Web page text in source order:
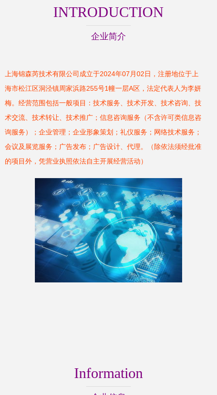
INTRODUCTION
企业简介
上海锦森芮技术有限公司成立于2024年07月02日，注册地位于上
海市松江区洞泾镇周家浜路255号1幢一层A区，法定代表人为李妍
梅。经营范围包括一般项目：技术服务、技术开发、技术咨询、技
术交流、技术转让、技术推广；信息咨询服务（不含许可类信息咨
询服务）；企业管理；企业形象策划；礼仪服务；网络技术服务；
会议及展览服务；广告发布；广告设计、代理。（除依法须经批准
的项目外，凭营业执照依法自主开展经营活动）
Information